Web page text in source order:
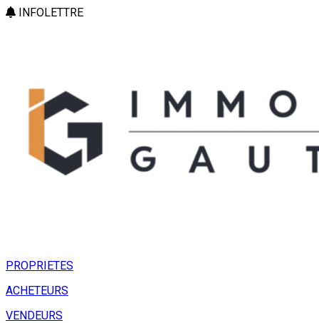
INFOLETTRE
PROPRIETES
ACHETEURS
VENDEURS